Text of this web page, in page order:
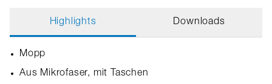
Highlights Downloads
Mopp
Aus Mikrofaser, mit Taschen